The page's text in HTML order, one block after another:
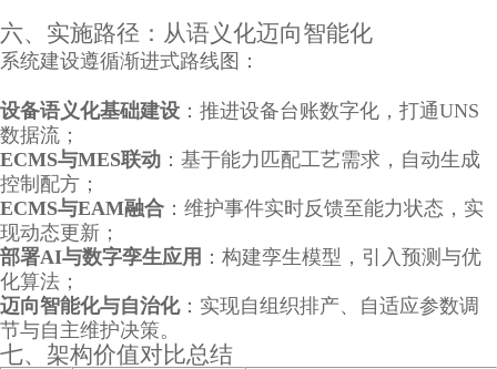
六、实施路径：从语义化迈向智能化
系统建设遵循渐进式路线图：
设备语义化基础建设 ：推进设备台账数字化，打通UNS
数据流；
ECMS与MES联动 ：基于能力匹配工艺需求，自动生成
控制配方；
ECMS与EAM融合 ：维护事件实时反馈至能力状态，实
现动态更新；
部署AI与数字孪生应用 ：构建孪生模型，引入预测与优
化算法；
迈向智能化与自治化：实现自组织排产、自适应参数调
节与自主维护决策。
七、架构价值对比总结